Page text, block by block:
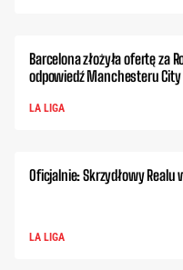
Barcelona złożyła ofertę za
odpowiedź Manchesteru City
LA LIGA
Oficjalnie: Skrzydłowy Realu
LA LIGA